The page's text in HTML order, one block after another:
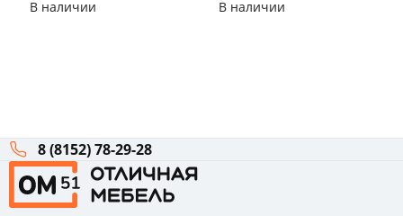
В наличии
В наличии
8 (8152) 78-29-28